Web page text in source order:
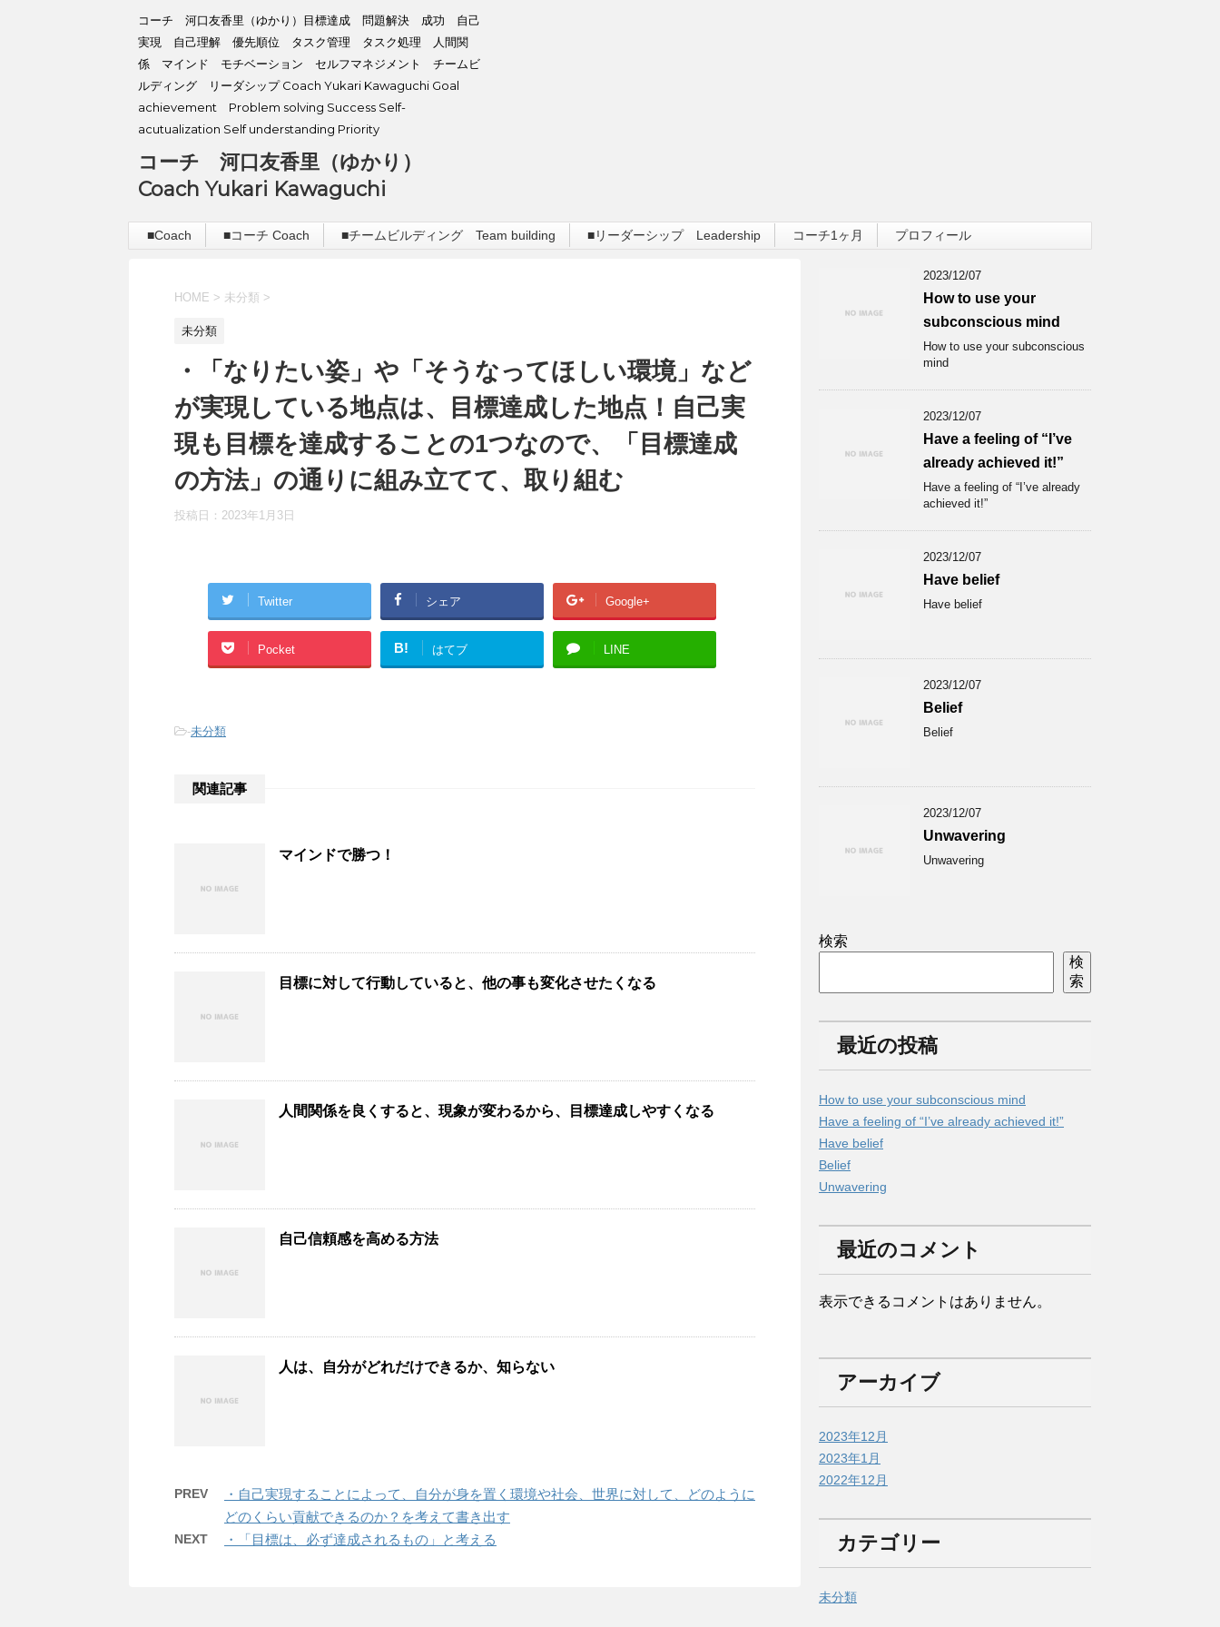
コーチ 河口友香里（ゆかり）目標達成 問題解決 成功 自己
実現 自己理解 優先順位 タスク管理 タスク処理 人間関
係 マインド モチベーション セルフマネジメント チームビ
ルディング リーダシップ Coach Yukari Kawaguchi Goal
achievement Problem solving Success Self-
acutualization Self understanding Priority
コーチ 河口友香里（ゆかり）
Coach Yukari Kawaguchi
■Coach ■コーチ Coach ■チームビルディング Team building ■リーダーシップ Leadership コーチ1ヶ月 プロフィール
HOME > 未分類 >
未分類
・「なりたい姿」や「そうなってほしい環境」など
が実現している地点は、目標達成した地点！自己実
現も目標を達成することの1つなので、「目標達成
の方法」の通りに組み立てて、取り組む
投稿日： 2023年1月3日
Twitter シェア Google+
Pocket B! はてブ LINE
-未分類
関連記事
マインドで勝つ！
目標に対して行動していると、他の事も変化させたくなる
人間関係を良くすると、現象が変わるから、目標達成しやすくなる
自己信頼感を高める方法
人は、自分がどれだけできるか、知らない
PREV
・自己実現することによって、自分が身を置く環境や社会、世界に対して、どのように
どのくらい貢献できるのか？を考えて書き出す
NEXT ・「目標は、必ず達成されるもの」と考える
2023/12/07
How to use your
subconscious mind
How to use your subconscious
mind
2023/12/07
Have a feeling of “I’ve
already achieved it!”
Have a feeling of “I’ve already
achieved it!”
2023/12/07
Have belief
Have belief
2023/12/07
Belief
Belief
2023/12/07
Unwavering
Unwavering
検索
検
索
最近の投稿
How to use your subconscious mind
Have a feeling of “I’ve already achieved it!”
Have belief
Belief
Unwavering
最近のコメント
表示できるコメントはありません。
アーカイブ
2023年12月
2023年1月
2022年12月
カテゴリー
未分類